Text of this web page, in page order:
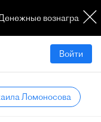
Войти
Ломоносова